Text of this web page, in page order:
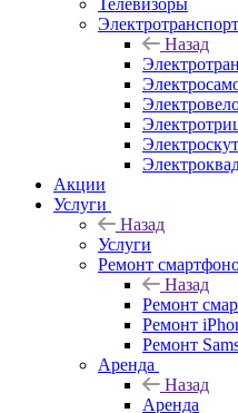
Телевизоры
Электротранспорт
Назад
Акции
Услуги
Назад
Услуги
Ремонт
Назад
Ремонт
Ремонт
Ремонт
Аренда
Назад
Аренда